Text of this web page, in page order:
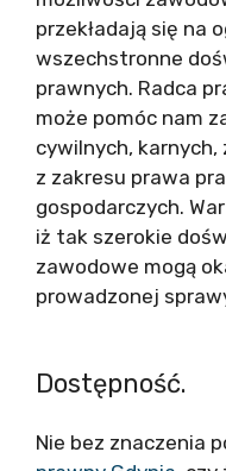
przekładają się na
wszechstronne
prawnych. Radca
może pomóc nam
cywilnych, karnych,
z zakresu prawa
gospodarczych.
iż tak szerokie
zawodowe mogą
prowadzonej
Dostępność.
Nie bez znaczenia